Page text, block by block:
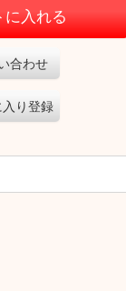
に入れる
合わせ
入り登録